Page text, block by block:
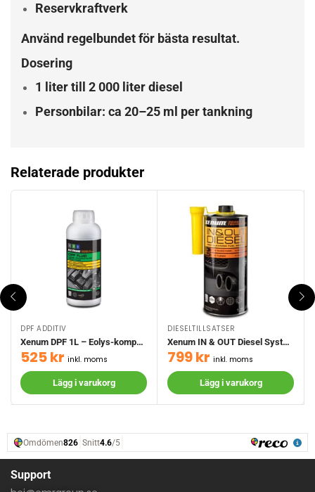
Reservkraftverk
Använd regelbundet för bästa resultat.
Dosering
1 liter till 2 000 liter diesel
Personbilar: ca 20–25 ml per tankning
Relaterade produkter
DPF ADDITIV
Xenum DPF 1L – Eolys-kompatibel
525kr inkl. moms
Lägg i varukorg
DIESELTILLSATSER
Xenum IN & OUT Diesel Systemrengöring 1.5 L
799kr inkl. moms
Lägg i varukorg
Support